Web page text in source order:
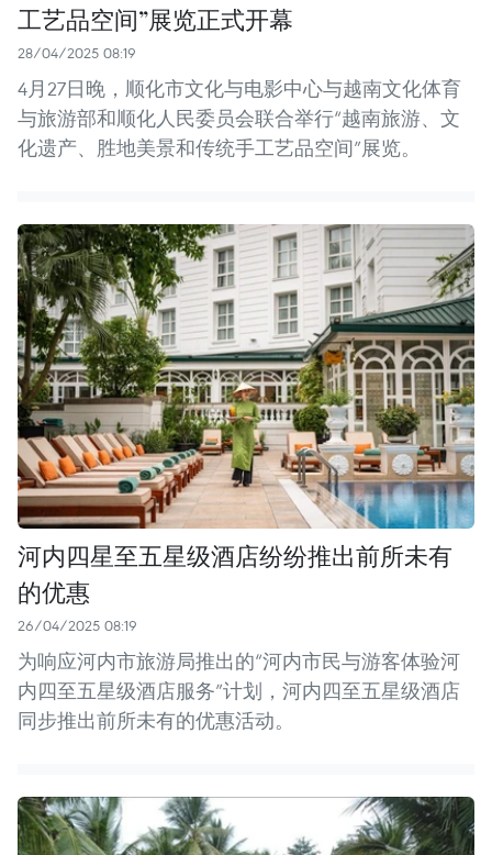
工艺品空间”展览正式开幕
28/04/2025 08:19
4月27日晚，顺化市文化与电影中心与越南文化体育
与旅游部和顺化人民委员会联合举行“越南旅游、文
化遗产、胜地美景和传统手工艺品空间”展览。
河内四星至五星级酒店纷纷推出前所未有
的优惠
26/04/2025 08:19
为响应河内市旅游局推出的“河内市民与游客体验河
内四至五星级酒店服务”计划，河内四至五星级酒店
同步推出前所未有的优惠活动。